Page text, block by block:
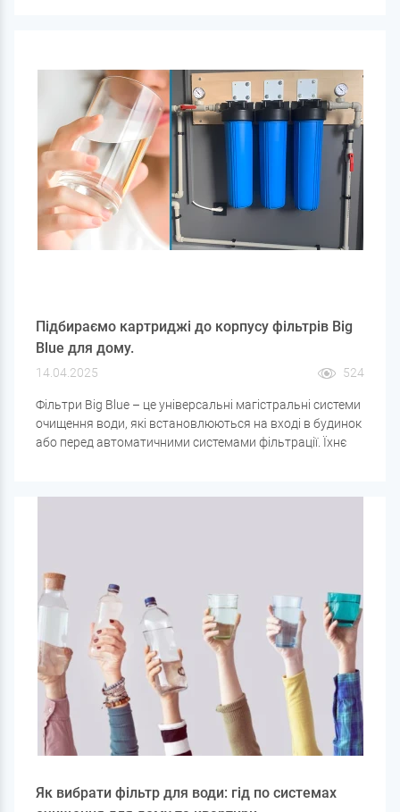
Підбираємо картриджі до корпусу фільтрів Big
Blue для дому.
14.04.2025 524
Фільтри Big Blue – це універсальні магістральні системи
очищення води, які встановлюються на вході в будинок
або перед автоматичними системами фільтрації. Їхнє
що допомагає захистити побутову техніку та сантехніку,
Як вибрати фільтр для води: гід по системах